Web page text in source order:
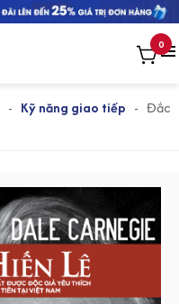
0
- Kỹ năng giao tiếp - Đắc